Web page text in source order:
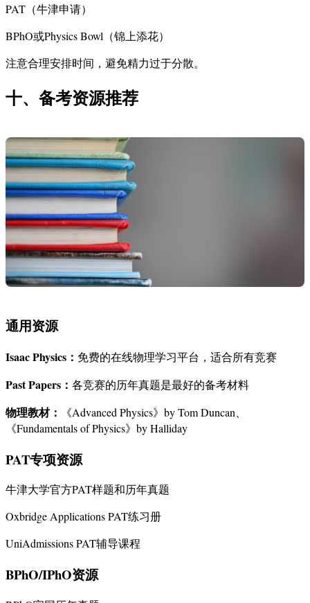
PAT（牛津申请）
BPhO或Physics Bowl（锦上添花）
注意合理安排时间，避免精力过于分散。
十、备考资源推荐
通用资源
Isaac Physics： 免费的在线物理学习平台，适合所有竞赛
Past Papers： 各竞赛的历年真题是最好的备考材料
物理教材：
《Advanced Physics》by Tom Duncan、
《Fundamentals of Physics》by Halliday
PAT专项资源
牛津大学官方PAT样题和历年真题
Oxbridge Applications PAT练习册
UniAdmissions PAT辅导课程
BPhO/IPhO资源